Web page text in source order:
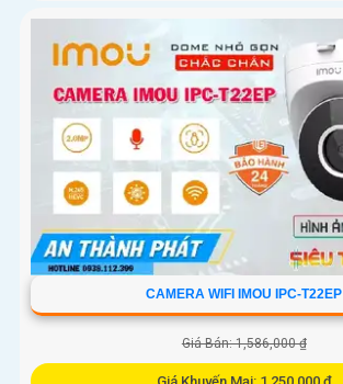
CAMERA WIFI IMOU IPC-T22EP
Giá Bán: 1,586,000 ₫